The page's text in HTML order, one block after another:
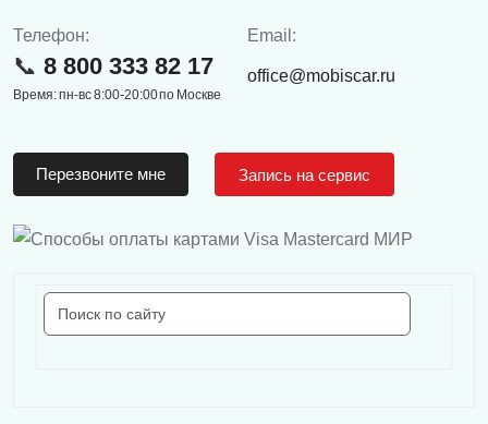
Телефон:
8 800 333 82 17
Время: пн-вс 8:00-20:00 по Москве
Email:
office@mobiscar.ru
Перезвоните мне Запись на сервис